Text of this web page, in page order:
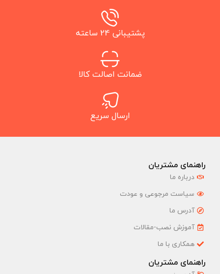
پشتیبانی 24 ساعته
ضمانت اصالت کالا
ارسال سریع
راهنمای مشتریان
درباره ما
سیاست مرجوعی و عودت
آدرس ما
آموزش نصب-مقالات
همکاری با ما
راهنمای مشتریان